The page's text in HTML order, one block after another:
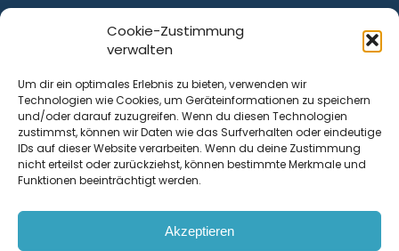
Cookie-Zustimmung
verwalten
Um dir ein optimales Erlebnis zu bieten, verwenden wir
Technologien wie Cookies, um Geräteinformationen zu speichern
und/oder darauf zuzugreifen. Wenn du diesen Technologien
zustimmst, können wir Daten wie das Surfverhalten oder eindeutige
IDs auf dieser Website verarbeiten. Wenn du deine Zustimmung
nicht erteilst oder zurückziehst, können bestimmte Merkmale und
Funktionen beeinträchtigt werden.
Akzeptieren
ist ein Service von
Krenn Real GmbH
Tischlerstraße 12
4050Traun| Österreich
Kontakt